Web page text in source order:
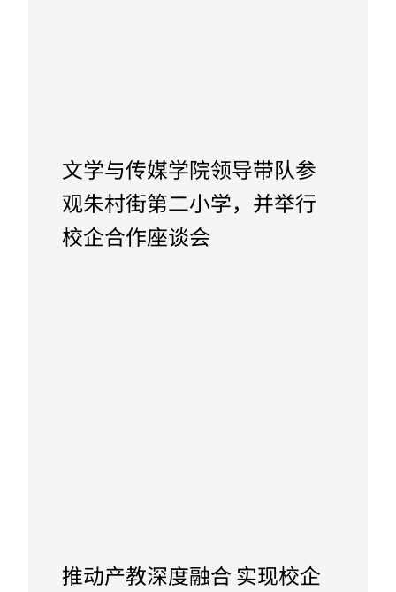
文学与传媒学院领导带队参
观朱村街第二小学，并举行
校企合作座谈会
推动产教深度融合 实现校企